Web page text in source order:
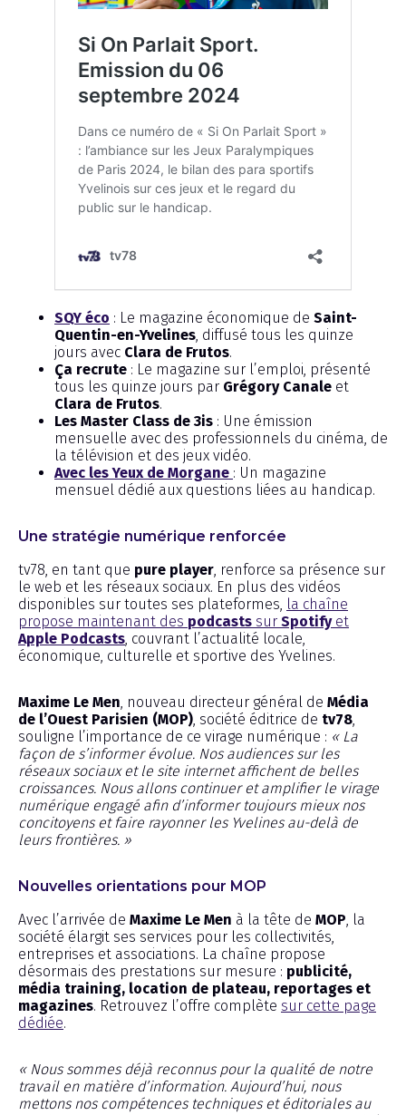
SQY éco : Le magazine économique de Saint-
Quentin-en-Yvelines , diffusé tous les quinze
jours avec Clara de Frutos.
Ça recrute : Le magazine sur l’emploi, présenté
tous les quinze jours par Grégory Canale et
Clara de Frutos.
Les Master Class de 3is : Une émission
mensuelle avec des professionnels du cinéma, de
la télévision et des jeux vidéo.
Avec les Yeux de Morgane : Un magazine
mensuel dédié aux questions liées au handicap.
Une stratégie numérique renforcée
tv78, en tant que pure player , renforce sa présence sur
le web et les réseaux sociaux. En plus des vidéos
disponibles sur toutes ses plateformes, la chaîne
propose maintenant des podcasts sur Spotifyet
Apple Podcasts , couvrant l’actualité locale,
économique, culturelle et sportive des Yvelines.
Maxime Le Men , nouveau directeur général de Média
de l’Ouest Parisien (MOP) , société éditrice de tv78
souligne l’importance de ce virage numérique : « La
façon de s’informer évolue. Nos audiences sur les
réseaux sociaux et le site internet affichent de belles
croissances. Nous allons continuer et amplifier le virage
numérique engagé afin d’informer toujours mieux nos
concitoyens et faire rayonner les Yvelines au-delà de
leurs frontières. »
Nouvelles orientations pour MOP
Avec l’arrivée de Maxime Le Men à la tête de MOP , la
société élargit ses services pour les collectivités,
entreprises et associations. La chaîne propose
désormais des prestations sur mesure : publicité,
média training, location de plateau, reportages et
magazines. Retrouvez l’offre complète sur cette page
dédiée.
« Nous sommes déjà reconnus pour la qualité de notre
travail en matière d’information. Aujourd’hui, nous
mettons nos compétences techniques et éditoriales au